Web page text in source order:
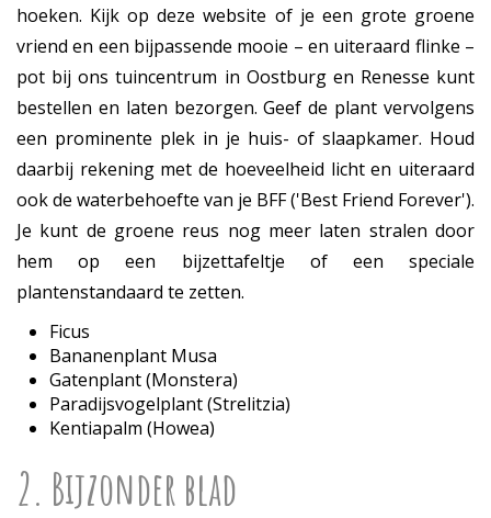
hoeken. Kijk op deze website of je een grote groene
vriend en een bijpassende mooie – en uiteraard flinke –
pot bij ons tuincentrum in Oostburg en Renesse kunt
bestellen en laten bezorgen. Geef de plant vervolgens
een prominente plek in je huis- of slaapkamer. Houd
daarbij rekening met de hoeveelheid licht en uiteraard
ook de waterbehoefte van je BFF ('Best Friend Forever').
Je kunt de groene reus nog meer laten stralen door
hem op een bijzettafeltje of een speciale
plantenstandaard te zetten.
Ficus
Bananenplant Musa
Gatenplant (Monstera)
Paradijsvogelplant (Strelitzia)
Kentiapalm (Howea)
2. Bijzonder blad